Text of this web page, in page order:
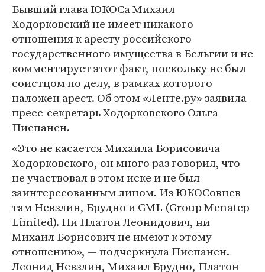
Бывший глава ЮКОСа Михаил
Ходорковский не имеет никакого
отношения к аресту российского
государственного имущества в Бельгии и не
комментирует этот факт, поскольку не был
соистцом по делу, в рамках которого
наложен арест. Об этом «Ленте.ру» заявила
пресс-секретарь Ходорковского Ольга
Писпанен.
«Это не касается Михаила Борисовича
Ходорковского, он много раз говорил, что
не участвовал в этом иске и не был
заинтересованным лицом. Из ЮКОСовцев
там Невзлин, Брудно и GML (Group Menatep
Limited). Ни Платон Леонидович, ни
Михаил Борисович не имеют к этому
отношению», — подчеркнула Писпанен.
Леонид Невзлин, Михаил Брудно, Платон